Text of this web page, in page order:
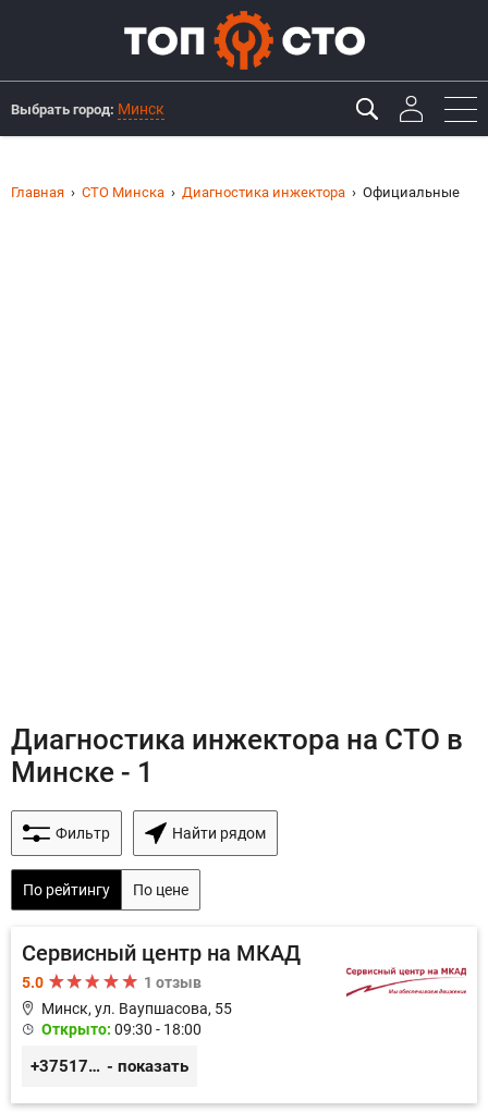
Выбрать город: Минск
Главная СТО Минска Диагностика инжектора Официальные
Диагностика инжектора на СТО в
Минске - 1
Фильтр Найти рядом
По рейтингу По цене
Сервисный центр на МКАД
5.0
1 отзыв
Минск, ул. Ваупшасова, 55
Открыто: 09:30 - 18:00
+375173613000 - показать